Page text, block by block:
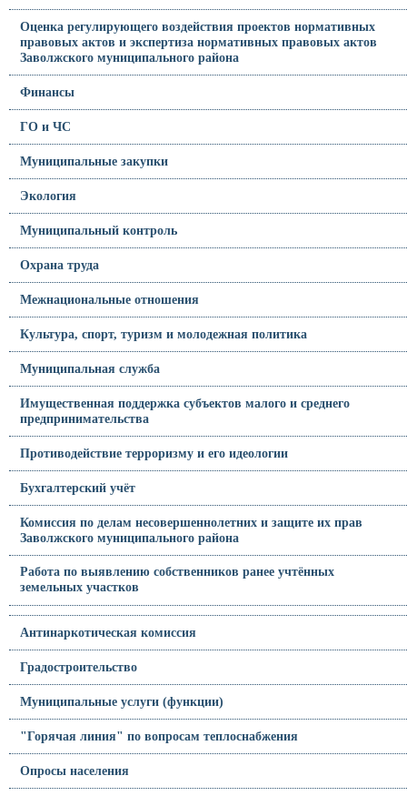
Оценка регулирующего воздействия проектов нормативных
правовых актов и экспертиза нормативных правовых актов
Заволжского муниципального района
Финансы
ГО и ЧС
Муниципальные закупки
Экология
Муниципальный контроль
Охрана труда
Межнациональные отношения
Культура, спорт, туризм и молодежная политика
Муниципальная служба
Имущественная поддержка субъектов малого и среднего
предпринимательства
Противодействие терроризму и его идеологии
Бухгалтерский учёт
Комиссия по делам несовершеннолетних и защите их прав
Заволжского муниципального района
Работа по выявлению собственников ранее учтённых
земельных участков
Антинаркотическая комиссия
Градостроительство
Муниципальные услуги (функции)
"Горячая линия" по вопросам теплоснабжения
Опросы населения